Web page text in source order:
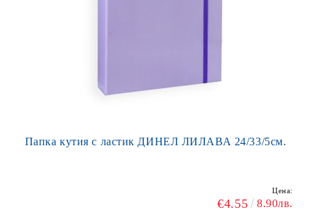
Папка кутия с ластик ДИНЕЛ ЛИЛАВА 24/33/5см.
Цена:
€4.55 8.90лв.